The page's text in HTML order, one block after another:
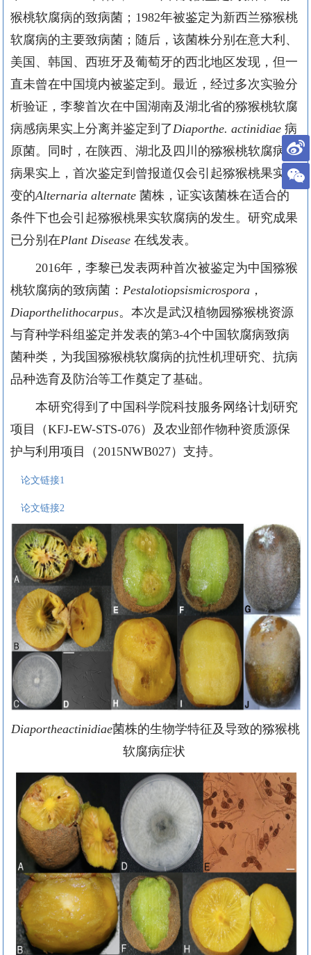
猴桃软腐病的致病菌； 1982年被鉴定为新西兰猕猴桃
软腐病的主要致病菌；随后，该菌株分别在意大利、
美国、韩国、西班牙及葡萄牙的西北地区发现，但一
直未曾在中国境内被鉴定到。最近，经过多次实验分
析验证，李黎首次在中国湖南及湖北省的猕猴桃软腐
病感病果实上分离并鉴定到了Diaporthe. actinidiae 病
原菌。同时，在陕西、湖北及四川的猕猴桃软腐病感
病果实上，首次鉴定到曾报道仅会引起猕猴桃果实霉
变的Alternaria alternate 菌株，证实该菌株在适合的
条件下也会引起猕猴桃果实软腐病的发生。研究成果
已分别在Plant Disease 在线发表。
2016年，李黎已发表两种首次被鉴定为中国猕猴
桃软腐病的致病菌： Pestalotiopsismicrospora ，
Diaporthelithocarpus。本次是武汉植物园猕猴桃资源
与育种学科组鉴定并发表的第3-4个中国软腐病致病
菌种类，为我国猕猴桃软腐病的抗性机理研究、抗病
品种选育及防治等工作奠定了基础。
本研究得到了中国科学院科技服务网络计划研究
项目（KFJ-EW-STS-076）及农业部作物种资质源保
护与利用项目（ 2015NWB027）支持。
论文链接1
论文链接2
Diaportheactinidiae菌株的生物学特征及导致的猕猴桃
软腐病症状